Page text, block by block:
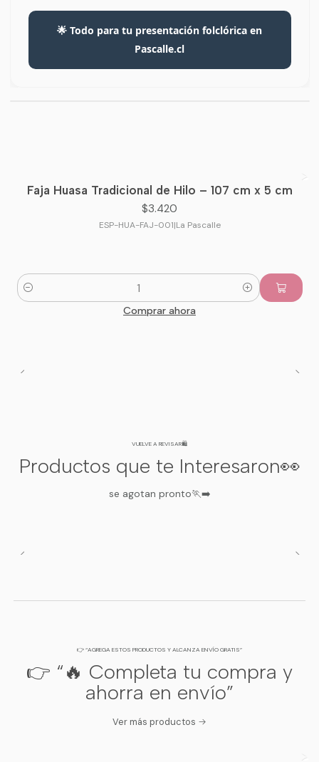
🌟 Todo para tu presentación folclórica en
Pascalle.cl
Faja Huasa Tradicional de Hilo – 107 cm x 5 cm
$3.420
ESP-HUA-FAJ-001|La Pascalle
Cantidad
Comprar ahora
VUELVE A REVISAR🛍️
Productos que te Interesaron👀
se agotan pronto🏃‍➡️
👉 “AGREGA ESTOS PRODUCTOS Y ALCANZA ENVÍO GRATIS”
👉 “🔥 Completa tu compra y
ahorra en envío”
Ver más productos